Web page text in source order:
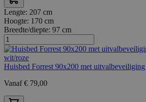
Lengte: 207 cm
Hoogte: 170 cm
Breedte/diepte: 97 cm
Huisbed Forrest 90x200 met
Vanaf € 79,00